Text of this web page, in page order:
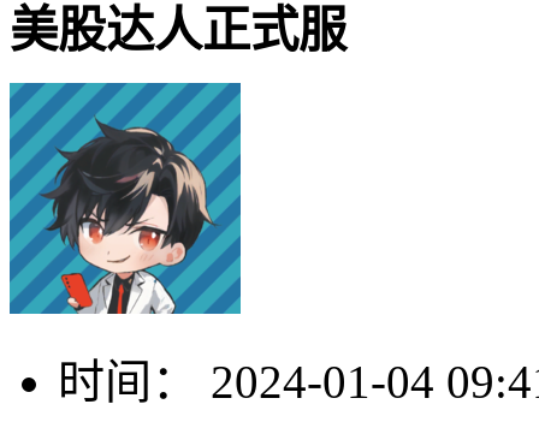
美股达人正式服
时间：
2024-01-04